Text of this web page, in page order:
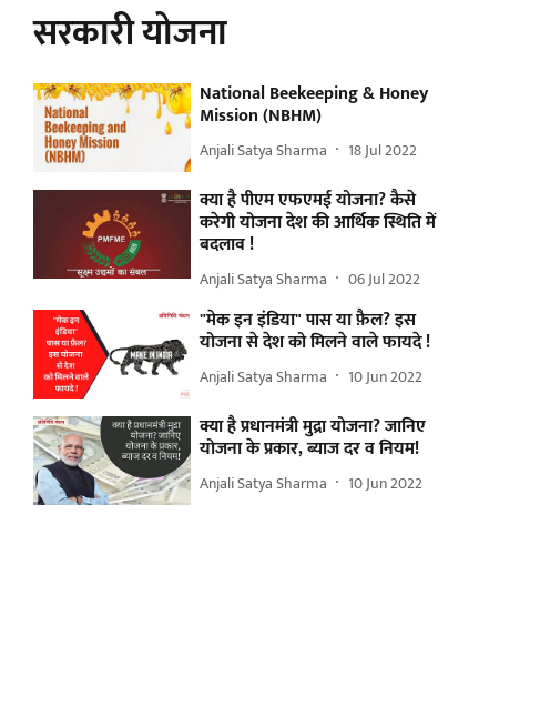
सरकारी योजना
National Beekeeping & Honey
Mission (NBHM)
Anjali Satya Sharma 18 Jul 2022
क्या है पीएम एफएमई योजना? कैसे
करेगी योजना देश की आर्थिक स्थिति में
बदलाव !
Anjali Satya Sharma 06 Jul 2022
"मेक इन इंडिया" पास या फ़ैल? इस
योजना से देश को मिलने वाले फायदे !
Anjali Satya Sharma 10 Jun 2022
क्या है प्रधानमंत्री मुद्रा योजना? जानिए
योजना के प्रकार, ब्याज दर व नियम!
Anjali Satya Sharma 10 Jun 2022